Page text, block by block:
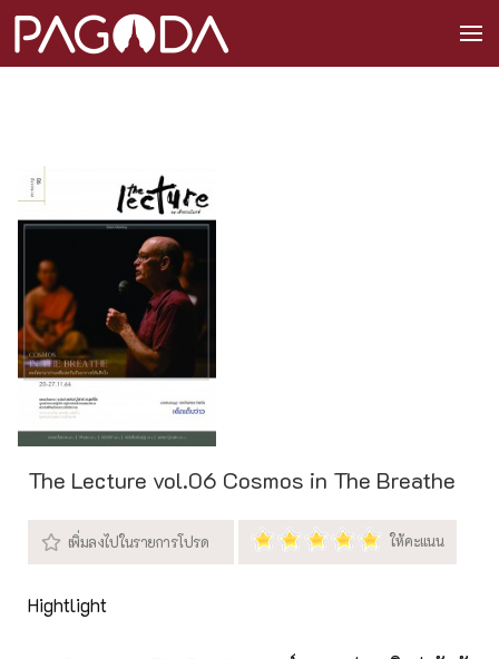
The Lecture vol.06 Cosmos in The Breathe
Hightlight